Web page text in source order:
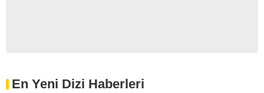
En Yeni Dizi Haberleri